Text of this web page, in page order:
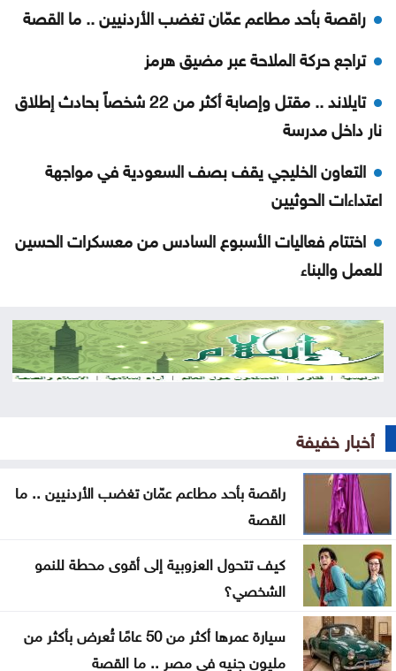
راقصة بأحد مطاعم عمّان تغضب الأردنيين .. ما القصة
تراجع حركة الملاحة عبر مضيق هرمز
تايلاند .. مقتل وإصابة أكثر من 22 شخصاً بحادث إطلاق
نار داخل مدرسة
التعاون الخليجي يقف بصف السعودية في مواجهة
اعتداءات الحوثيين
اختتام فعاليات الأسبوع السادس من معسكرات الحسين
للعمل والبناء
بعد العدوان الواسع .. الاحتلال ينسحب من مخيم قلنديا
وكفر عقب
إسبانيا
ارتفاع الدولار مقابل الين واليورو الجمعة
أسعار النفط تواصل ارتفاعها الجمعة
طقس صيفي عادي اليوم وارتفاع الأحد والاثنين
بعد أقوى صعود منذ فبراير .. إلى أين تتجه أسعار
الذهب؟
أخبار خفيفة
راقصة بأحد مطاعم عمّان تغضب الأردنيين .. ما
القصة
كيف تتحول العزوبية إلى أقوى محطة للنمو
الشخصي؟
سيارة عمرها أكثر من 50 عامًا تُعرض بأكثر من
مليون جنيه في مصر .. ما القصة